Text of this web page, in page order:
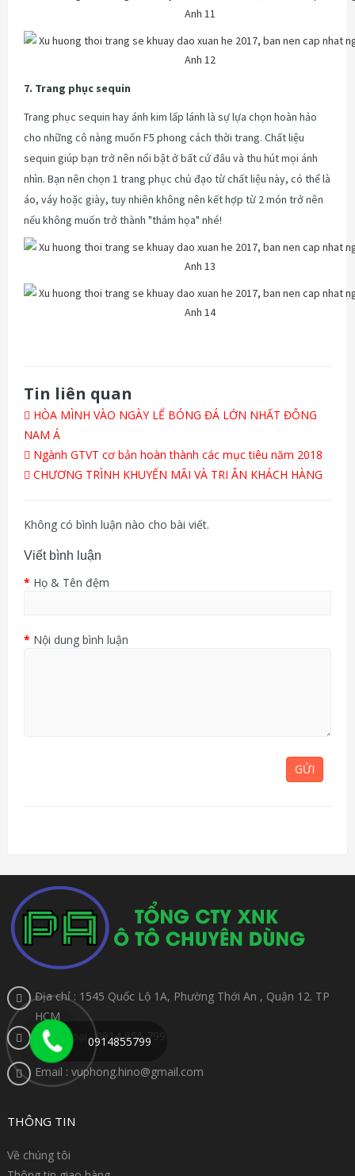
7. Trang phục sequin
Trang phục sequin hay ánh kim lấp lánh là sự lựa chọn hoàn hảo
cho những cô nàng muốn F5 phong cách thời trang. Chất liệu
sequin giúp bạn trở nên nổi bật ở bất cứ đâu và thu hút mọi ánh
nhìn. Bạn nên chọn 1 trang phục chủ đạo từ chất liệu này, có thể là
áo, váy hoặc giày, tuy nhiên không nên kết hợp từ 2 món trở nên
nếu không muốn trở thành "thảm họa" nhé!
Tin liên quan
HÒA MÌNH VÀO NGÀY LỂ BÓNG ĐÁ LỚN NHẤT ĐÔNG
NAM Á
Ngành GTVT cơ bản hoàn thành các mục tiêu năm 2018
CHƯƠNG TRÌNH KHUYẾN MÃI VÀ TRI ÂN KHÁCH HÀNG
Không có bình luận nào cho bài viết.
Viết bình luận
Họ & Tên đệm
Nội dung bình luận
GỬI
Địa chỉ : 1545 Quốc Lộ 1A, Phường Thới An , Quận 12. TP
HCM
Điện thoại : 0914 855 799
Email : vuphong.hino@gmail.com
THÔNG TIN
Về chúng tôi
0914855799